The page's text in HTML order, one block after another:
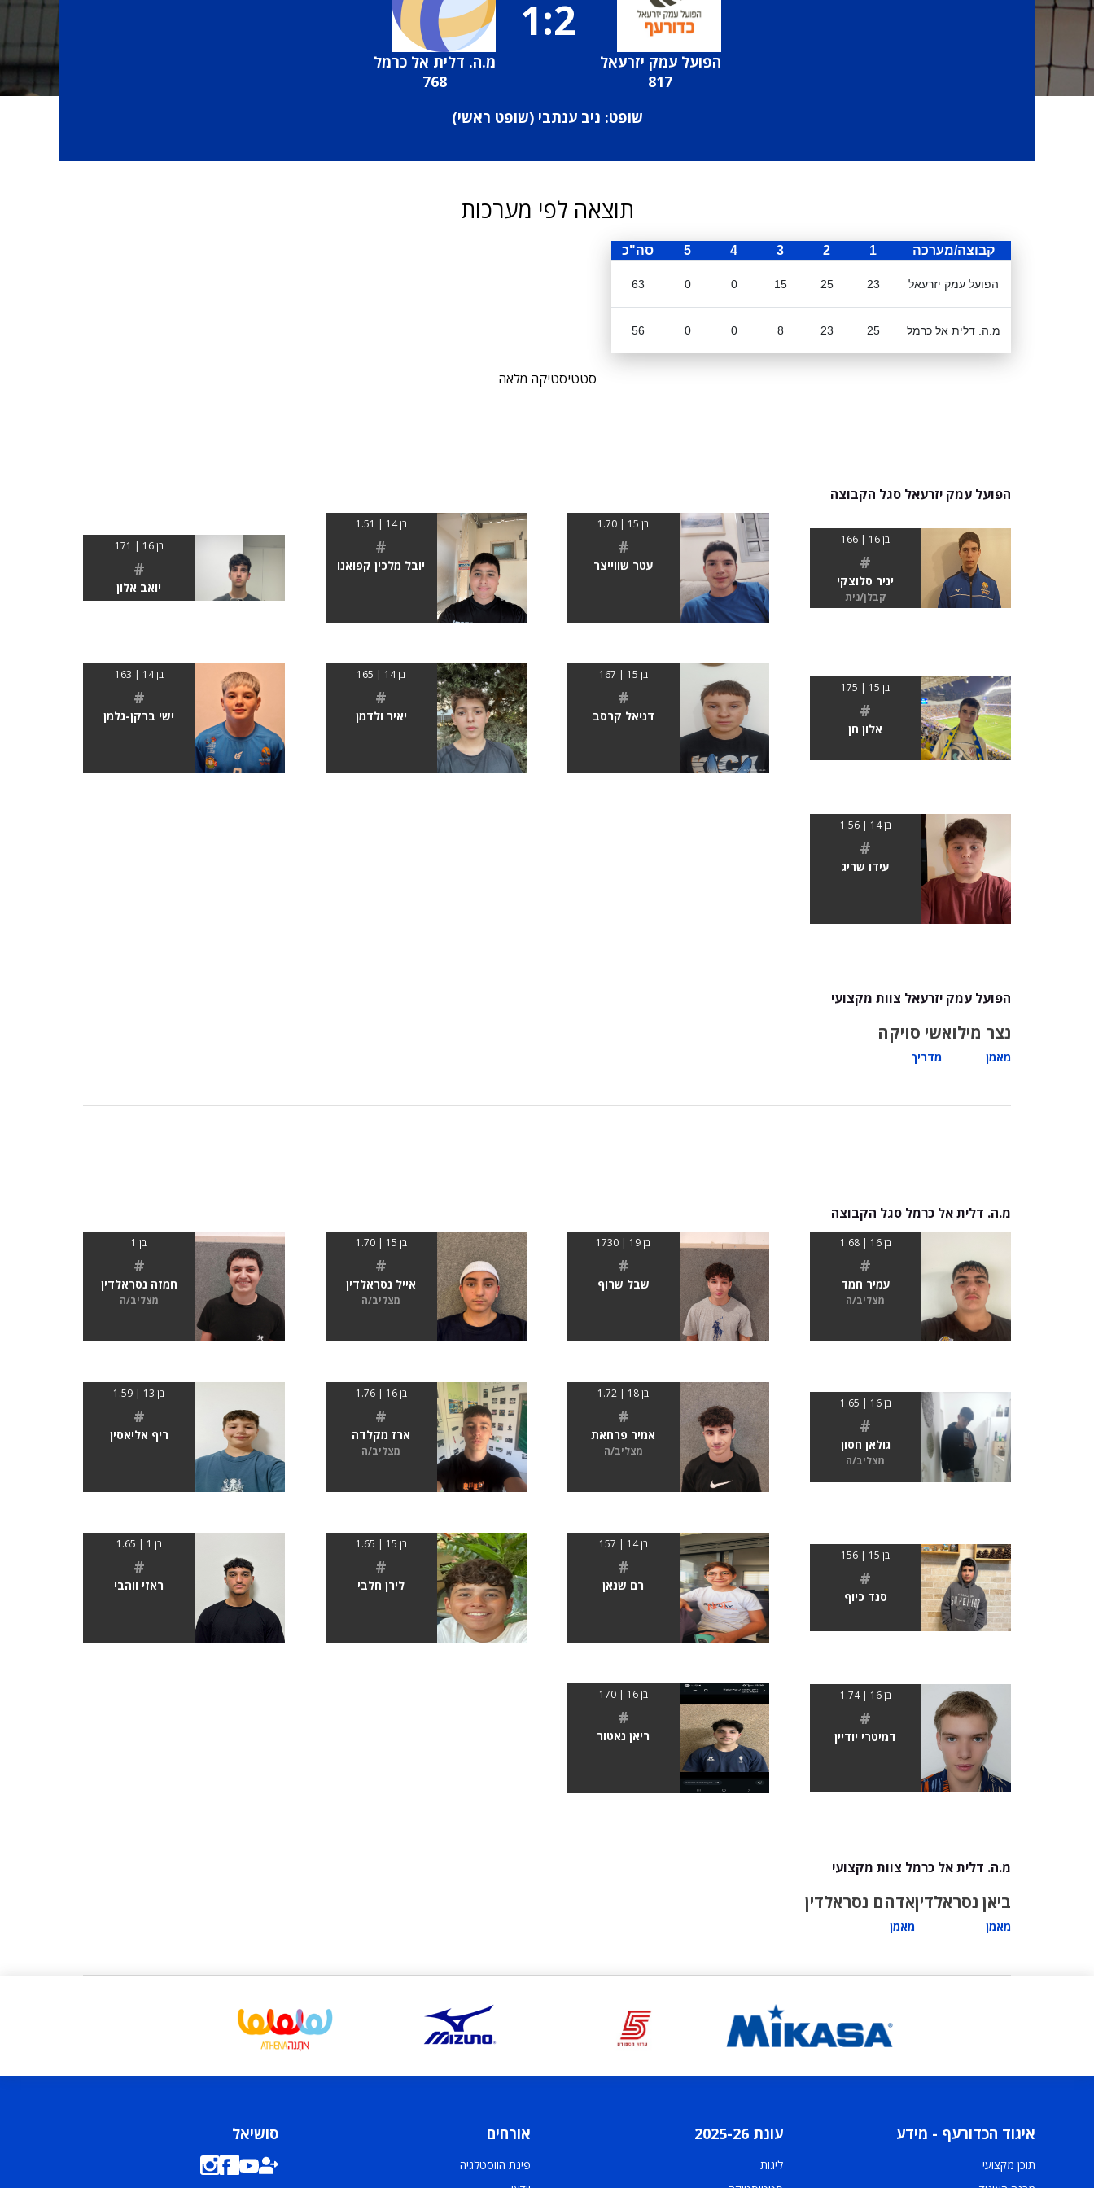
הפועל עמק יזרעאל
817
1:2
מ.ה. דלית אל כרמל
768
שופט: ניב ענתבי (שופט ראשי)
תוצאה לפי מערכות
קבוצה/מערכה 1
2
3
4
5 סה"כ
הפועל עמק יזרעאל 23
25
15
0
0
63
מ.ה. דלית אל כרמל 25
23
8
0
0
56
סטטיסטיקה מלאה
הפועל עמק יזרעאל סגל הקבוצה
בן 16 | 166
#
יניר סלוצקי
קבלן/נית
בן 15 | 1.70
#
עטר שווייצר
בן 14 | 1.51
#
יובל מלכין קפואנו
בן 16 | 171
#
יואב אלון
בן 15 | 175
#
אלון חן
בן 15 | 167
#
דניאל קרסב
בן 14 | 165
#
יאיר ולדמן
בן 14 | 163
#
ישי ברקן-גלמן
בן 14 | 1.56
#
עידו שריג
הפועל עמק יזרעאל צוות מקצועי
נצר מילוא
מאמן
שי סויקה
מדריך
מ.ה. דלית אל כרמל סגל הקבוצה
בן 16 | 1.68
#
עמיר חמד
מצליב/ה
בן 19 | 1730
#
שבל שרוף
בן 15 | 1.70
#
אייל נסראלדין
מצליב/ה
בן 1
#
חמזה נסראלדין
מצליב/ה
בן 16 | 1.65
#
גולאן חסון
מצליב/ה
בן 18 | 1.72
#
אמיר פרחאת
מצליב/ה
בן 16 | 1.76
#
ארז מקלדה
מצליב/ה
בן 13 | 1.59
#
ריף אליאסין
בן 15 | 156
#
סנד כיוף
בן 14 | 157
#
רם שנאן
בן 15 | 1.65
#
לירן חלבי
בן 1 | 1.65
#
ראזי ווהבי
בן 16 | 1.74
#
דמיטרי יודיין
בן 16 | 170
#
ריאן נאטור
מ.ה. דלית אל כרמל צוות מקצועי
ביאן נסראלדין
מאמן
אדהם נסראלדין
מאמן
איגוד הכדורעף - מידע
תוכן מקצועי
עונת 2025-26
ליגות
אורחים
פינת הווסטלגיה
סושיאל